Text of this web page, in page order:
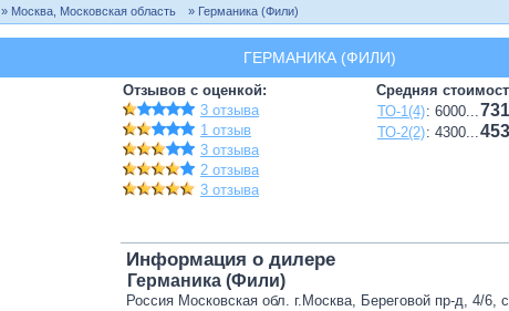
» Москва, Московская область » Германика (Фили)
ГЕРМАНИКА (ФИЛИ)
Отзывов с оценкой:
3 отзыва
1 отзыв
3 отзыва
2 отзыва
3 отзыва
Средняя
ТО-1(4): 6000...
ТО-2(2): 4300...
Информация о дилере
Германика (Фили)
Россия Московская обл. г.Москва, Береговой пр-д, 4/6,